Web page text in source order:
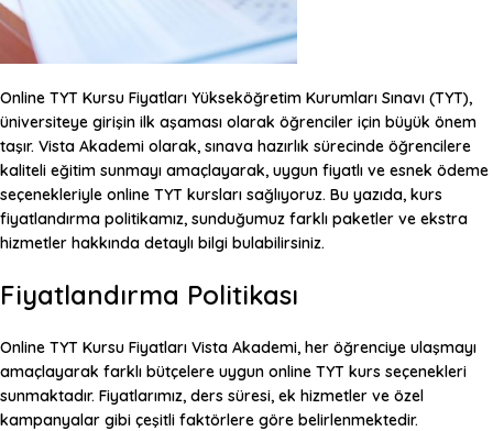
Online TYT Kursu Fiyatları Yükseköğretim Kurumları Sınavı (TYT),
üniversiteye girişin ilk aşaması olarak öğrenciler için büyük önem
taşır. Vista Akademi olarak, sınava hazırlık sürecinde öğrencilere
kaliteli eğitim sunmayı amaçlayarak, uygun fiyatlı ve esnek ödeme
seçenekleriyle online TYT kursları sağlıyoruz. Bu yazıda, kurs
fiyatlandırma politikamız, sunduğumuz farklı paketler ve ekstra
hizmetler hakkında detaylı bilgi bulabilirsiniz.
Fiyatlandırma Politikası
Online TYT Kursu Fiyatları Vista Akademi, her öğrenciye ulaşmayı
amaçlayarak farklı bütçelere uygun online TYT kurs seçenekleri
sunmaktadır. Fiyatlarımız, ders süresi, ek hizmetler ve özel
kampanyalar gibi çeşitli faktörlere göre belirlenmektedir.